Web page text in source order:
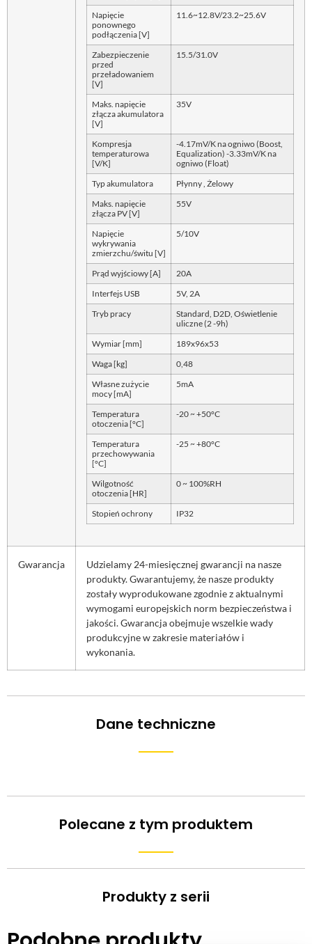
Napięcie
ponownego
podłączenia [V]
11.6~12.8V/23.2~25.6V
Zabezpieczenie
przed
przeładowaniem
[V]
15.5/31.0V
Maks. napięcie
złącza akumulatora
[V]
35V
Kompresja
temperaturowa
[V/K]
-4.17mV/K na ogniwo (Boost,
Equalization) -3.33mV/K na
ogniwo (Float)
Typ akumulatora Płynny , Żelowy
Maks. napięcie
złącza PV [V]
55V
Napięcie
wykrywania
zmierzchu/świtu [V]
5/10V
Prąd wyjściowy [A] 20A
Interfejs USB 5V, 2A
Tryb pracy
Standard, D2D, Oświetlenie
uliczne (2 -9h)
Wymiar [mm] 189x96x53
Waga [kg] 0,48
Własne zużycie
mocy [mA]
5mA
Temperatura
otoczenia [°C]
-20 ~ +50°C
Temperatura
przechowywania
[°C]
-25 ~ +80°C
Wilgotność
otoczenia [HR]
0 ~ 100%RH
Stopień ochrony IP32
Gwarancja
Udzielamy 24-miesięcznej gwarancji na nasze
produkty. Gwarantujemy, że nasze produkty
zostały wyprodukowane zgodnie z aktualnymi
wymogami europejskich norm bezpieczeństwa i
jakości. Gwarancja obejmuje wszelkie wady
produkcyjne w zakresie materiałów i
wykonania.
Dane techniczne
Polecane z tym produktem
Produkty z serii